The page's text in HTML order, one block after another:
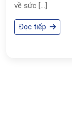
về sức […]
Đọc tiếp